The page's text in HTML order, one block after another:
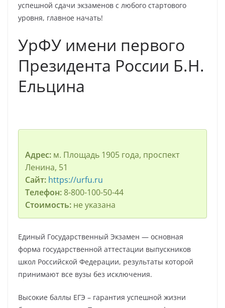
успешной сдачи экзаменов с любого стартового
уровня, главное начать!
УрФУ имени первого
Президента России Б.Н.
Ельцина
Адрес:м. Площадь 1905 года, проспект
Ленина, 51
Сайт: https://urfu.ru
Телефон:8-800-100-50-44
Стоимость: не указана
Единый Государственный Экзамен — основная
форма государственной аттестации выпускников
школ Российской Федерации, результаты которой
принимают все вузы без исключения.
Высокие баллы ЕГЭ – гарантия успешной жизни